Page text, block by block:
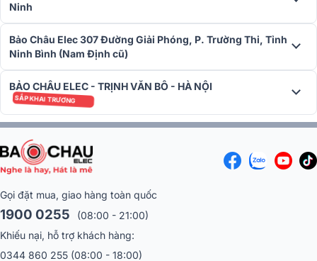
Thiết kế chuẩn Châu Âu – Chất lượng Anh Quốc
Roksan Attessa Integrated được thiết kế và phát triển tại Vương
quốc Anh, mang phong cách hiện đại, tối giản nhưng vẫn đậm chất
sang trọng. Hãng Roksan nổi tiếng với việc duy trì chất lượng âm
thanh trung thực và rõ ràng, giúp tái tạo các bản nhạc với độ chi tiết
thích chất âm tự nhiên, không màu mè nhưng vẫn đầy cảm xúc.
Ứng dụng lý tưởng
Với công suất mạnh mẽ và khả năng kết nối linh hoạt, Roksan
Ninh
Bảo Châu Elec 307 Đường Giải Phóng, P. Trường Thi, Tỉnh
Ninh Bình (Nam Định cũ)
BẢO CHÂU ELEC - TRỊNH VĂN BÔ - HÀ NỘI
SẮP KHAI TRƯƠNG
Gọi đặt mua, giao hàng toàn quốc
1900 0255
(08:00 - 21:00)
Khiếu nại, hỗ trợ khách hàng:
0344 860 255 (08:00 - 18:00)